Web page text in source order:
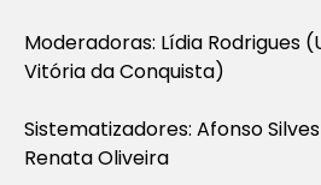
Moderadoras: Lídia Rodrigues
Vitória da Conquista)
Sistematizadores: Afonso
Renata Oliveira